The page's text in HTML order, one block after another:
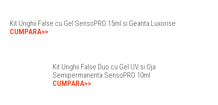
Kit Unghii False cu Gel SensoPRO 15ml si Geanta Luxorise
CUMPARA>>
Kit Unghii False Duo cu Gel UV si Oja
Semipermanenta SensoPRO 10ml
CUMPARA>>